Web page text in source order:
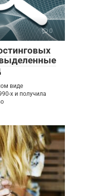
0
виде
х и получила